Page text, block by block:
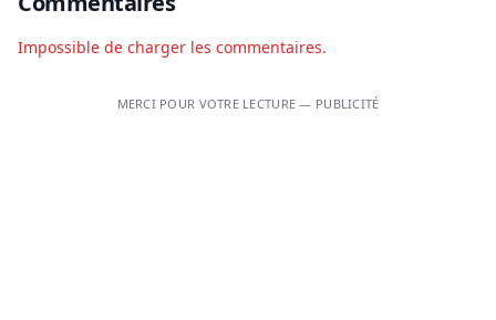
Impossible de charger les commentaires.
MERCI POUR VOTRE LECTURE — PUBLICITÉ